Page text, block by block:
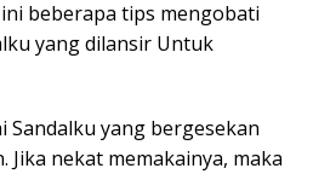
beberapa tips mengobati
yang dilansir Untuk
Sandalku yang bergesekan
Jika nekat memakainya, maka